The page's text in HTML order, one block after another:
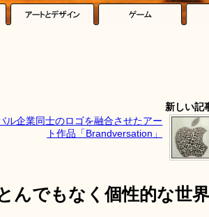
新しい記
ル企業同士のロゴを融合させたアー
ト作品「Brandversation」
んでもなく個性的な世界